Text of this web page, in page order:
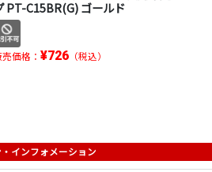
PT-C15BR(G) ゴールド
売価格： ¥726（税込）
インフォメーション